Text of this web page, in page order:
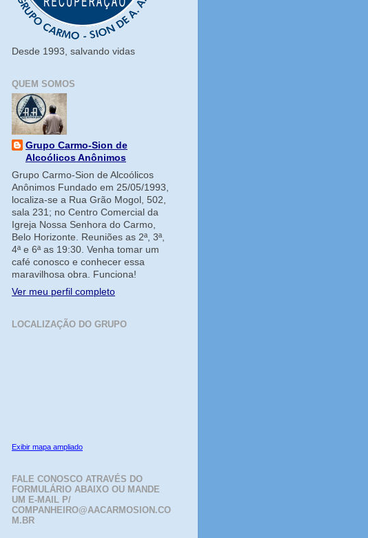
Desde 1993, salvando vidas
QUEM SOMOS
Grupo Carmo-Sion de
Alcoólicos Anônimos
Grupo Carmo-Sion de Alcoólicos
Anônimos Fundado em 25/05/1993,
localiza-se a Rua Grão Mogol, 502,
sala 231; no Centro Comercial da
Igreja Nossa Senhora do Carmo,
Belo Horizonte. Reuniões as 2ª, 3ª,
4ª e 6ª as 19:30. Venha tomar um
café conosco e conhecer essa
maravilhosa obra. Funciona!
Ver meu perfil completo
LOCALIZAÇÃO DO GRUPO
Exibir mapa ampliado
FALE CONOSCO ATRAVÉS DO
FORMULÁRIO ABAIXO OU MANDE
UM E-MAIL P/
COMPANHEIRO@AACARMOSION.CO
M.BR